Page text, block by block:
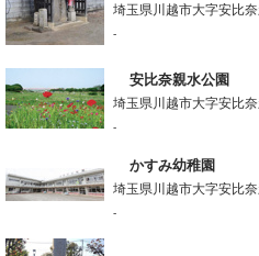
埼玉県川越市大字安比奈
-
安比奈親水公園
埼玉県川越市大字安比奈
-
かすみ幼稚園
埼玉県川越市大字安比奈
-